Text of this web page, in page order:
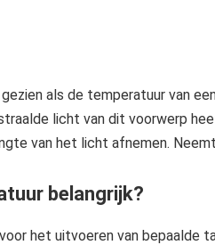
als de temperatuur van
licht van dit voorwerp
van het licht afnemen.
belangrijk?
het uitvoeren van bepaalde